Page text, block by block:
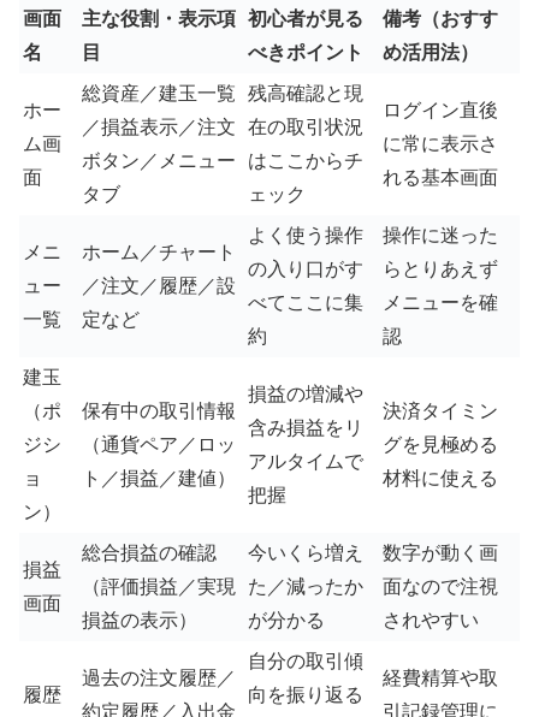
画面
名
主な役割・表示項
目
初心者が見る
べきポイント
備考（おすす
め活用法）
ホー
ム画
面
総資産／建玉一覧
／損益表示／注文
ボタン／メニュー
タブ
残高確認と現
在の取引状況
はここからチ
ェック
ログイン直後
に常に表示さ
れる基本画面
メニ
ュー
一覧
ホーム／チャート
／注文／履歴／設
定など
よく使う操作
の入り口がす
べてここに集
約
操作に迷った
らとりあえず
メニューを確
認
建玉
（ポ
ジシ
ョ
ン）
保有中の取引情報
（通貨ペア／ロッ
ト／損益／建値）
損益の増減や
含み損益をリ
アルタイムで
把握
決済タイミン
グを見極める
材料に使える
損益
画面
総合損益の確認
（評価損益／実現
損益の表示）
今いくら増え
た／減ったか
が分かる
数字が動く画
面なので注視
されやすい
履歴
過去の注文履歴／
約定履歴／入出金
自分の取引傾
向を振り返る
経費精算や取
引記録管理に